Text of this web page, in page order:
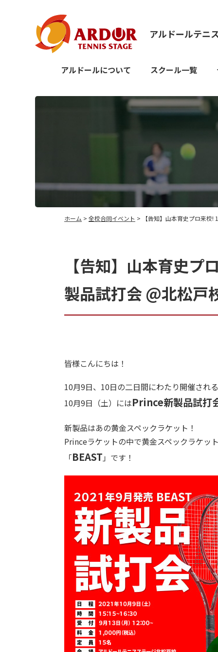
アルドールテニ
アルドールについて スクール一覧
ホーム > 全校合同イベント > 【告知】山本育史プロ来校!
【告知】山本育史
製品試打会 @北松戸
皆様こんにちは！
10月9日、10日の二日間にわたり開催され
10月9日（土）にはPrince新製品試打
新製品はあの黄金スペックラケット！
Princeラケットの中で黄金スペックラケッ
「BEAST 」です！